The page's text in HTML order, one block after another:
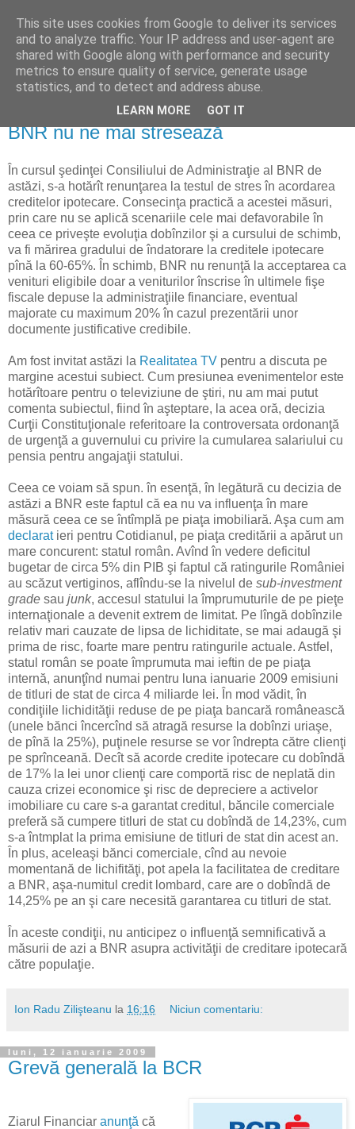
Reflecţii economice
blog de reflecţii, informaţii şi opinii economice
joi, 15 ianuarie 2009
BNR nu ne mai stresează
În cursul şedinţei Consiliului de Administraţie al BNR de
astăzi, s-a hotărît renunţarea la testul de stres în acordarea
creditelor ipotecare. Consecinţa practică a acestei măsuri,
prin care nu se aplică scenariile cele mai defavorabile în
ceea ce priveşte evoluţia dobînzilor şi a cursului de schimb,
va fi mărirea gradului de îndatorare la creditele ipotecare
pînă la 60-65%. În schimb, BNR nu renunţă la acceptarea ca
venituri eligibile doar a veniturilor înscrise în ultimele fişe
fiscale depuse la administraţiile financiare, eventual
majorate cu maximum 20% în cazul prezentării unor
documente justificative credibile.
Am fost invitat astăzi la Realitatea TV pentru a discuta pe
margine acestui subiect. Cum presiunea evenimentelor este
hotărîtoare pentru o televiziune de ştiri, nu am mai putut
comenta subiectul, fiind în aşteptare, la acea oră, decizia
Curţii Constituţionale referitoare la controversata ordonanţă
de urgenţă a guvernului cu privire la cumularea salariului cu
pensia pentru angajaţii statului.
Ceea ce voiam să spun. în esenţă, în legătură cu decizia de
astăzi a BNR este faptul că ea nu va influenţa în mare
măsură ceea ce se întîmplă pe piaţa imobiliară. Aşa cum am
declaratieri pentru Cotidianul, pe piaţa creditării a apărut un
mare concurent: statul român. Avînd în vedere deficitul
bugetar de circa 5% din PIB şi faptul că ratingurile României
au scăzut vertiginos, aflîndu-se la nivelul de sub-investment
grade sau junk, accesul statului la împrumuturile de pe pieţe
internaţionale a devenit extrem de limitat. Pe lîngă dobînzile
relativ mari cauzate de lipsa de lichiditate, se mai adaugă şi
prima de risc, foarte mare pentru ratingurile actuale. Astfel,
statul român se poate împrumuta mai ieftin de pe piaţa
internă, anunţînd numai pentru luna ianuarie 2009 emisiuni
de titluri de stat de circa 4 miliarde lei. În mod vădit, în
condiţiile lichidităţii reduse de pe piaţa bancară românească
(unele bănci încercînd să atragă resurse la dobînzi uriaşe,
de pînă la 25%), puţinele resurse se vor îndrepta către clienţi
pe sprînceană. Decît să acorde credite ipotecare cu dobîndă
de 17% la lei unor clienţi care comportă risc de neplată din
cauza crizei economice şi risc de depreciere a activelor
imobiliare cu care s-a garantat creditul, băncile comerciale
preferă să cumpere titluri de stat cu dobîndă de 14,23%, cum
s-a întmplat la prima emisiune de titluri de stat din acest an.
În plus, aceleaşi bănci comerciale, cînd au nevoie
momentană de lichifităţi, pot apela la facilitatea de creditare
a BNR, aşa-numitul credit lombard, care are o dobîndă de
14,25% pe an şi care necesită garantarea cu titluri de stat.
În aceste condiţii, nu anticipez o influenţă semnificativă a
măsurii de azi a BNR asupra activităţii de creditare ipotecară
către populaţie.
Ion Radu Zilişteanu la 16:16 Niciun comentariu:
luni, 12 ianuarie 2009
Grevă generală la BCR
Ziarul Financiar anunţă că
This site uses cookies from Google to deliver its services
and to analyze traffic. Your IP address and user-agent are
shared with Google along with performance and security
metrics to ensure quality of service, generate usage
statistics, and to detect and address abuse.
LEARN MORE GOT IT